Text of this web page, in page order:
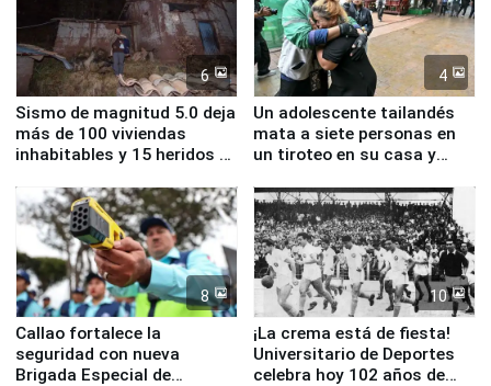
6
Sismo de magnitud 5.0 deja
más de 100 viviendas
inhabitables y 15 heridos en
4
Un adolescente tailandés
mata a siete personas en
un tiroteo en su casa y
8
Callao fortalece la
seguridad con nueva
Brigada Especial de
10
¡La crema está de fiesta!
Universitario de Deportes
celebra hoy 102 años de